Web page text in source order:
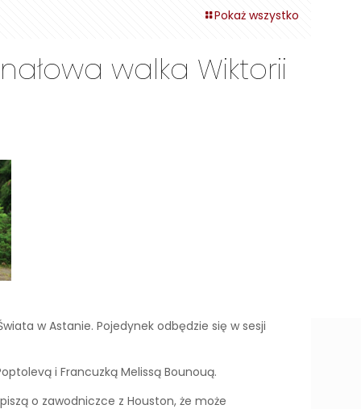
Pokaż wszystko
walka Wiktorii
w Astanie. Pojedynek odbędzie się w sesji
i Francuzką Melissą Bounouą.
o zawodniczce z Houston, że może